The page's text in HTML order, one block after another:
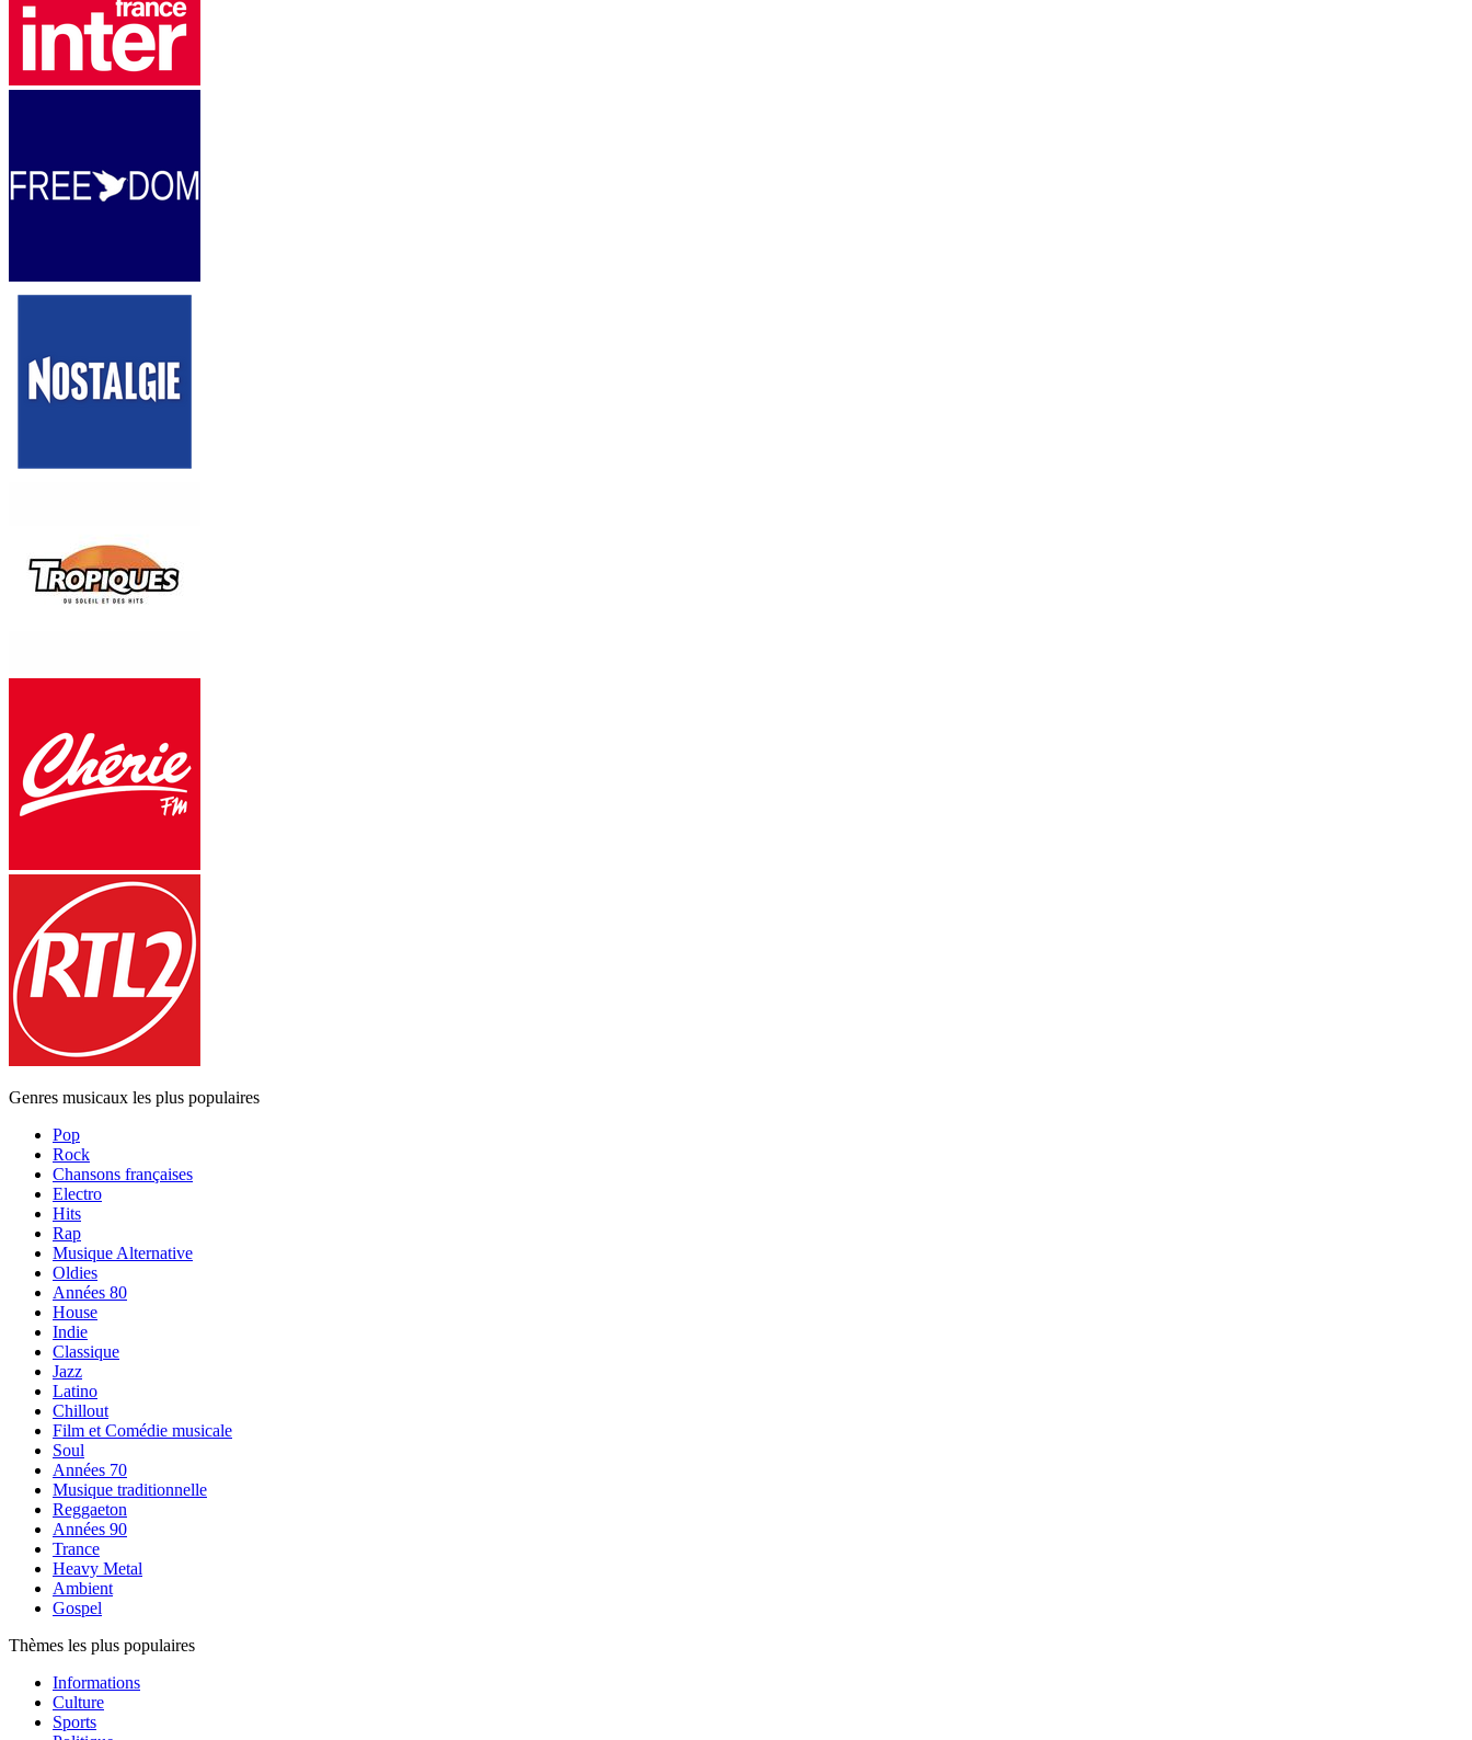
Genres musicaux les plus populaires
Pop
Rock
Chansons françaises
Electro
Hits
Rap
Musique Alternative
Oldies
Années 80
House
Indie
Classique
Jazz
Latino
Chillout
Film et Comédie musicale
Soul
Années 70
Musique traditionnelle
Reggaeton
Années 90
Trance
Heavy Metal
Ambient
Gospel
Thèmes les plus populaires
Informations
Culture
Sports